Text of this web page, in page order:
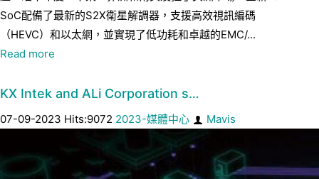
SoC配備了最新的S2X衛星解調器，支援高效視訊編碼
（HEVC）和以太網，並實現了低功耗和卓越的EMC/...
Read more
KX Intek and ALi Corporation s…
07-09-2023 Hits:9072 2023-媒體中心 Mavis